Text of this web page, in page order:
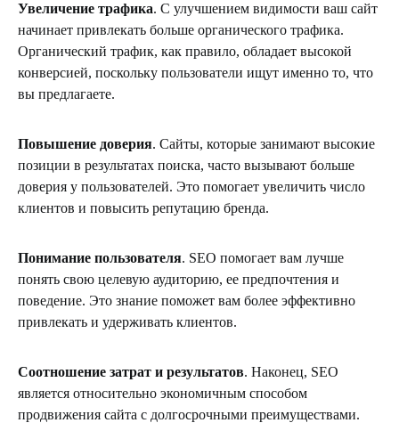
Увеличение трафика. С улучшением видимости ваш сайт
начинает привлекать больше органического трафика.
Органический трафик, как правило, обладает высокой
конверсией, поскольку пользователи ищут именно то, что
вы предлагаете.
Повышение доверия. Сайты, которые занимают высокие
позиции в результатах поиска, часто вызывают больше
доверия у пользователей. Это помогает увеличить число
клиентов и повысить репутацию бренда.
Понимание пользователя. SEO помогает вам лучше
понять свою целевую аудиторию, ее предпочтения и
поведение. Это знание поможет вам более эффективно
привлекать и удерживать клиентов.
Соотношение затрат и результатов. Наконец, SEO
является относительно экономичным способом
продвижения сайта с долгосрочными преимуществами.